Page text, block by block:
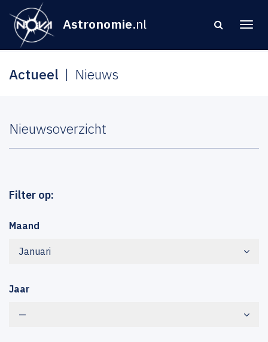
Astronomie.nl
Actueel Nieuws
Nieuwsoverzicht
Filter op:
Maand
Januari
Jaar
—